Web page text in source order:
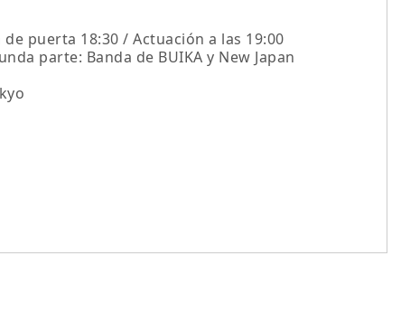
puerta 18:30 / Actuación a las 19:00
parte: Banda de BUIKA y New Japan